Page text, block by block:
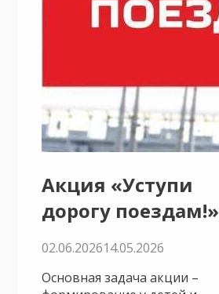
Акция «Уступи
дорогу поездам!»
02.06.202614.05.2026
Основная задача акции –